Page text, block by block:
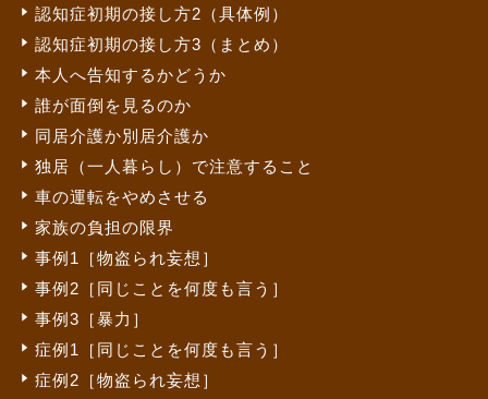
認知症初期の接し方2（具体例）
認知症初期の接し方3（まとめ）
本人へ告知するかどうか
誰が面倒を見るのか
同居介護か別居介護か
独居（一人暮らし）で注意すること
車の運転をやめさせる
家族の負担の限界
事例1［物盗られ妄想］
事例2［同じことを何度も言う］
事例3［暴力］
症例1［同じことを何度も言う］
症例2［物盗られ妄想］